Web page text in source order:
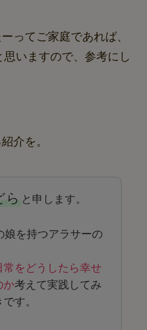
ってご家庭であれば、
思いますので、参考にし
介を。
らと申します。
娘を持つアラサーの
常をどうしたら幸せ
か考えて実践してみ
す。